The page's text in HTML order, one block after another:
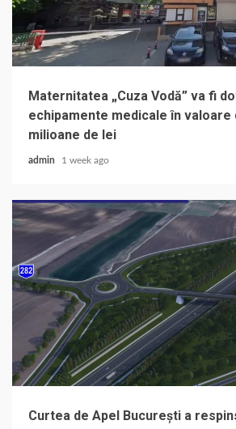
Maternitatea „Cuza Vodă” va fi
echipamente medicale în valoare
milioane de lei
admin 1 week ago
Curtea de Apel București a